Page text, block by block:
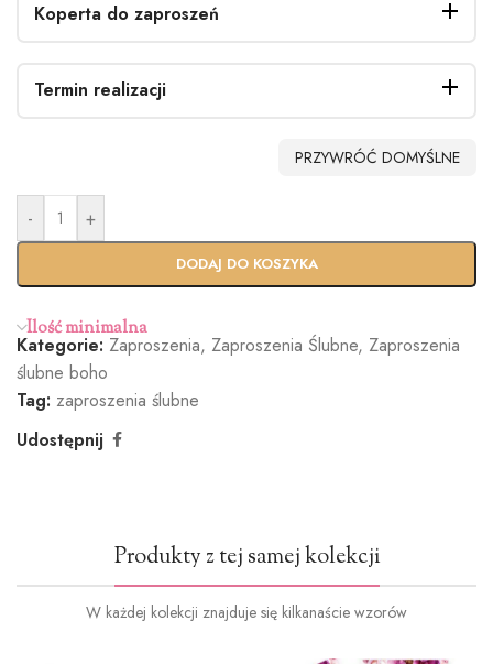
Koperta do zaproszeń
EKO
Biała
Butelkowa
Zieleń
(+1.2zł)
Jasny róż
Brudny róż
Cielisty
(+1.2zł)
Burgund
(+1.2zł)
Oliwkowa
zieleń
(+1.2zł)
(+1.2zł)
Termin realizacji
Standardo
Ekspres
(+100zł)
PRZYWRÓĆ DOMYŚLNE
- +
DODAJ DO KOSZYKA
Ilość minimalna
Kategorie: Zaproszenia, Zaproszenia Ślubne, Zaproszenia
ślubne boho
Tag: zaproszenia ślubne
Udostępnij
Produkty z tej samej kolekcji
W każdej kolekcji znajduje się kilkanaście wzorów